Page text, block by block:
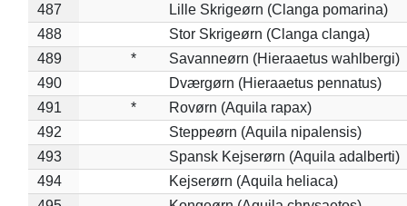
487
Lille Skrigeørn (Clanga pomarina)
488
Stor Skrigeørn (Clanga clanga)
489
*
Savanneørn (Hieraaetus wahlbergi)
490
Dværgørn (Hieraaetus pennatus)
491
*
Rovørn (Aquila rapax)
492
Steppeørn (Aquila nipalensis)
493
Spansk Kejserørn (Aquila adalberti)
494
Kejserørn (Aquila heliaca)